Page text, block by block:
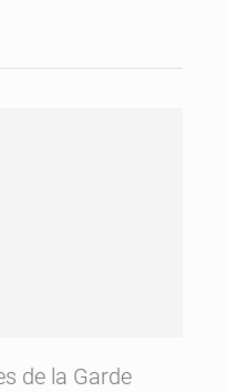
de la Garde